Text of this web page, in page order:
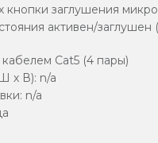
кнопки заглушения
активен/заглушен
Cat5 (4 пары)
х В): n/a
n/a